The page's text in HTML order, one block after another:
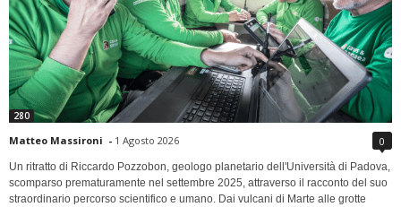
280
Matteo Massironi - 1 Agosto 2026 0
Un ritratto di Riccardo Pozzobon, geologo planetario dell'Università di Padova,
scomparso prematuramente nel settembre 2025, attraverso il racconto del suo
straordinario percorso scientifico e umano. Dai vulcani di Marte alle grotte